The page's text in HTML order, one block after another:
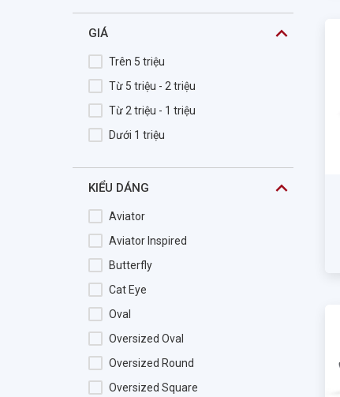
Camila
CARACTERE
Careermen
Carl Zeiss
Carrera
Cartelo
Cartier
Catino
Celebrity
CELINE DION
CEO.V
Challiol
Charmaine
Charmant
GIÁ
Trên 5 triệu
Từ 5 triệu - 2 triệu
Từ 2 triệu - 1 triệu
Dưới 1 triệu
KIỂU DÁNG
Aviator
Aviator Inspired
Butterfly
Cat Eye
Oval
Oversized Oval
Oversized Round
Oversized Square